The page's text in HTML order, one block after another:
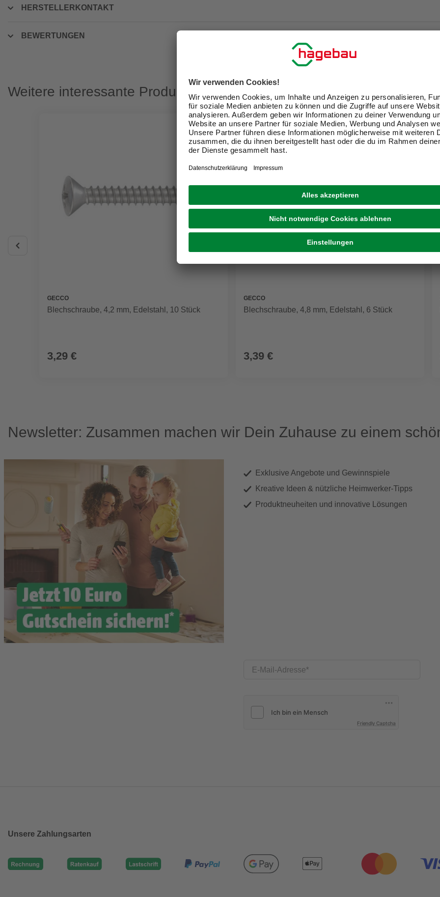
HERSTELLERKONTAKT
BEWERTUNGEN
Weitere interessante Produkte
GECCO
Blechschraube, 4,2 mm, Edelstahl, 10 Stück
3,29 €
GECCO
Blechschraube, 4,8 mm, Edelstahl, 6 Stück
3,39 €
Newsletter: Zusammen machen wir Dein Zuhause zu einem
Exklusive Angebote und Gewinnspiele
Kreative Ideen & nützliche Heimwerker-Tipps
Produktneuheiten und innovative Lösungen
E-Mail-Adresse
Friendly Captcha
Unsere Zahlungsarten